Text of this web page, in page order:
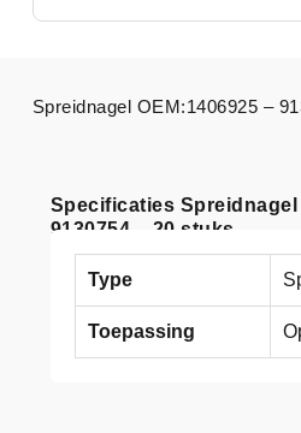
Specificaties Spreidnagel
9130754 – 20 stuks
Type
Toepassing
Spreidnagel OEM:1406925 –